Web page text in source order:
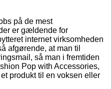
på de mest
er gældende for
internet virksomheden
afgørende, at man til
så man i fremtiden
Pop with Accessories,
produkt til en voksen eller